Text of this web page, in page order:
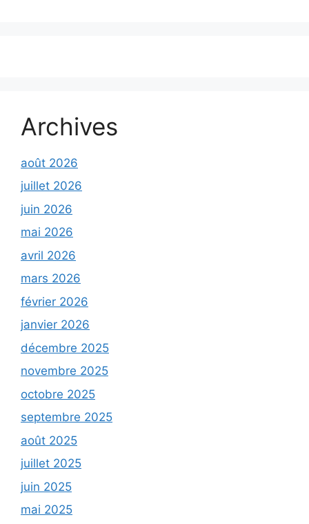
Archives
août 2026
juillet 2026
juin 2026
mai 2026
avril 2026
mars 2026
février 2026
janvier 2026
décembre 2025
novembre 2025
octobre 2025
septembre 2025
août 2025
juillet 2025
juin 2025
mai 2025